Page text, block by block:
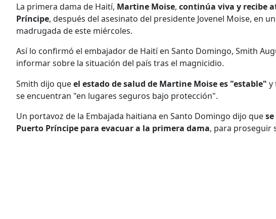
La primera dama de Haití, Martine Moise, continúa viva y recibe
Príncipe, después del asesinato del presidente Jovenel Moise, en
madrugada de este miércoles.
Así lo confirmó el embajador de Haití en Santo Domingo, Smith
informar sobre la situación del país tras el magnicidio.
Smith dijo queel estado de salud de Martine Moise es "estable" y
se encuentran "en lugares seguros bajo protección".
Un portavoz de la Embajada haitiana en Santo Domingo dijo que
Puerto Príncipe para evacuar a la primera dama, para proseguir